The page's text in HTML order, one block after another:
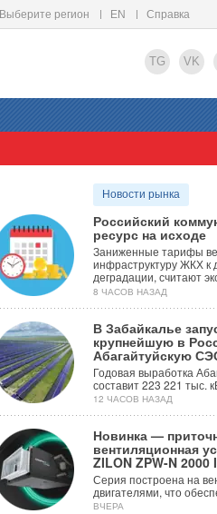
Выберите регион EN Справка
TG VK
Новости рынка
Российский
ресурс на исходе
Заниженные тарифы
инфраструктуру ЖКХ к
деградации, считают
8 ЧАСОВ НАЗАД
В Забайкалье
крупнейшую в
Абагайтуйскую
Годовая выработка
составит 223 221 тыс.
12 ЧАСОВ НАЗАД
Новинка —
вентиляционная
ZILON ZPW-N 2000
Серия построена на
двигателями, что
ВЧЕРА